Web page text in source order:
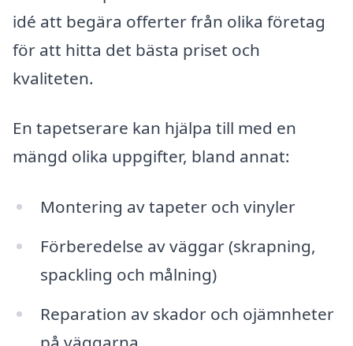
idé att begära offerter från olika företag
för att hitta det bästa priset och
kvaliteten.
En tapetserare kan hjälpa till med en
mängd olika uppgifter, bland annat:
Montering av tapeter och vinyler
Förberedelse av väggar (skrapning,
spackling och målning)
Reparation av skador och ojämnheter